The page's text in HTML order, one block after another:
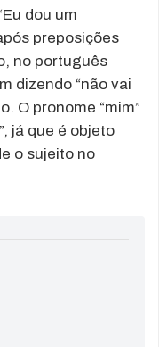
dou um
preposições
no português
dizendo “não vai
O pronome “mim”
já que é objeto
o sujeito no